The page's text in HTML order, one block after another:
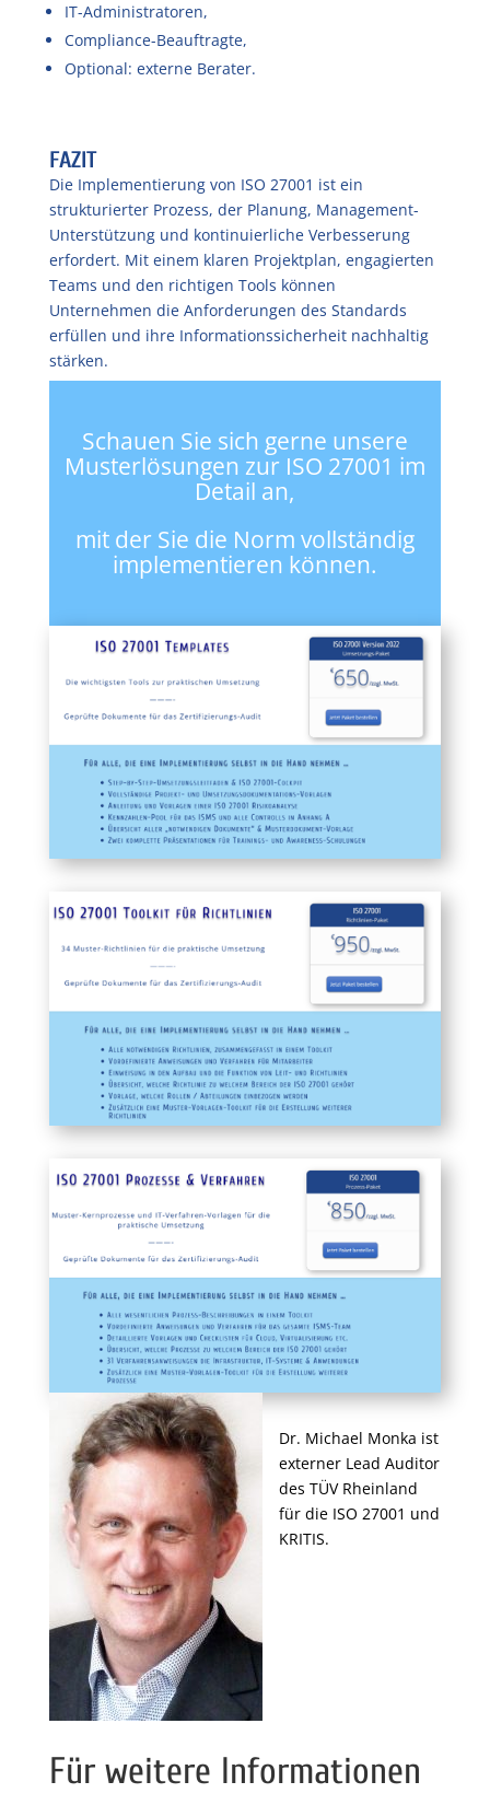
IT-Administratoren,
Compliance-Beauftragte,
Optional: externe Berater.
FAZIT
Die Implementierung von ISO 27001 ist ein
strukturierter Prozess, der Planung, Management-
Unterstützung und kontinuierliche Verbesserung
erfordert. Mit einem klaren Projektplan, engagierten
Teams und den richtigen Tools können
Unternehmen die Anforderungen des Standards
erfüllen und ihre Informationssicherheit nachhaltig
stärken.
Schauen Sie sich gerne unsere
Musterlösungen zur ISO 27001 im
Detail an,
mit der Sie die Norm vollständig
implementieren können.
Dr. Michael Monka ist
externer Lead Auditor
des TÜV Rheinland
für die ISO 27001 und
KRITIS.
Für weitere Informationen